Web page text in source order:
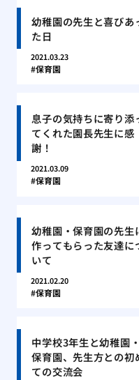
幼稚園の先生と喜びあ
た日
2021.03.23
保育園
息子の気持ちに寄り添
てくれた園長先生に感
謝！
2021.03.09
保育園
幼稚園・保育園の先生
作ってもらった友達に
いて
2021.02.20
保育園
中学校3年生と幼稚園・
保育園、先生方との初
ての交流会